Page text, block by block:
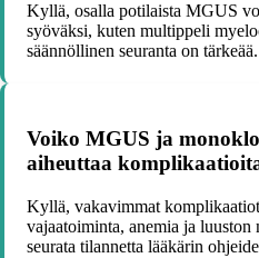
Kyllä, osalla potilaista MGUS
syöväksi, kuten multippeli
säännöllinen seuranta on tärkeää.
Voiko MGUS ja
aiheuttaa
Kyllä, vakavimmat
vajaatoiminta, anemia ja luuston
seurata tilannetta lääkärin